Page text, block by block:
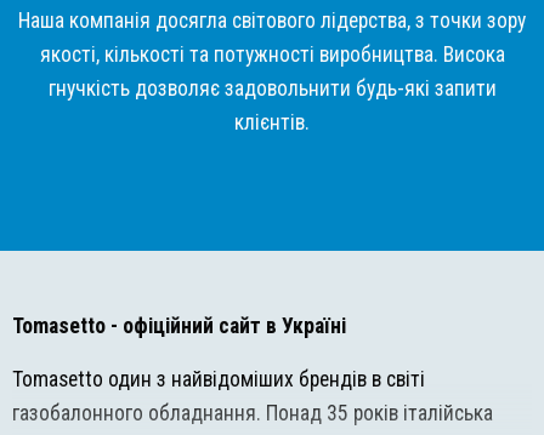
Наша компанія досягла світового лідерства, з точки зору
якості, кількості та потужності виробництва. Висока
гнучкість дозволяє задовольнити будь-які запити
клієнтів.
Tomasetto - офіційний сайт в Україні
Tomasetto один з найвідоміших брендів в світі
газобалонного обладнання. Понад 35 років італійська